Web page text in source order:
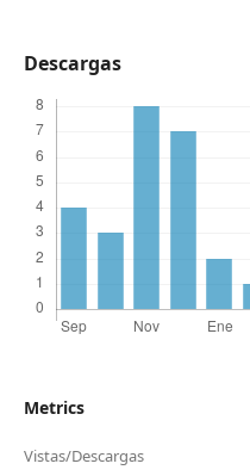
Descargas
Metrics
Vistas/Descargas